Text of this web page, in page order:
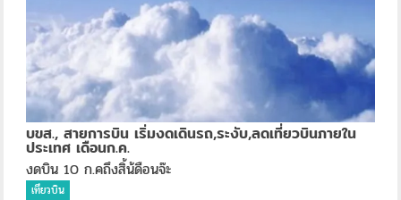
บขส., สายการบิน เริ่มงดเดินรถ,ระงับ,ลดเที่ยวบินภายใน
ประเทศ เดือนก.ค.
งดบิน 10 ก.คถึงสิ้น้ดือนจ๊ะ
เที่ยวบิน